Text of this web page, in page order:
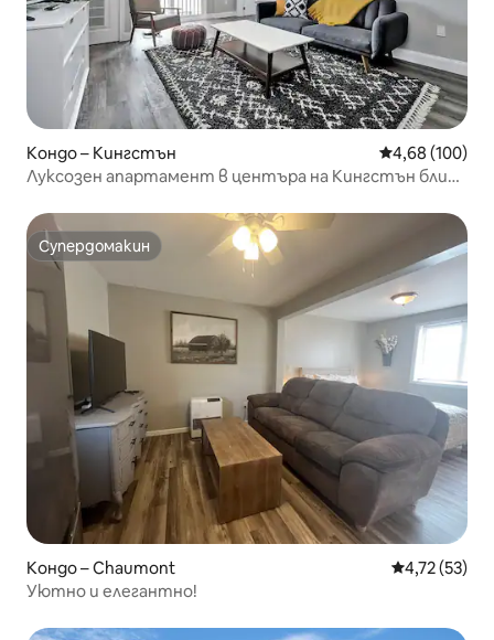
Кондо – Кингстън Средна
4,68 (100)
Луксозен апартамент в центъра на Кингстън близо
Супердомакин
Супердомакин
Кондо – Chaumont Средна
4,72 (53)
Уютно и елегантно!